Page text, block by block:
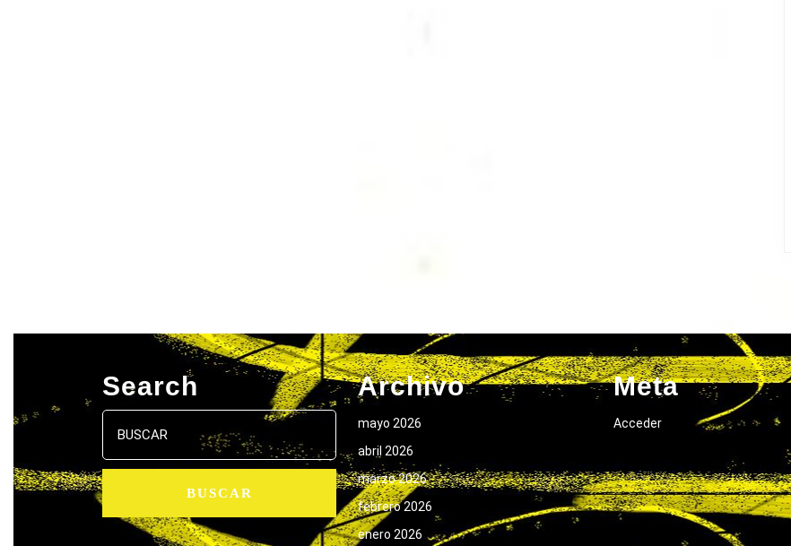
Search
Buscar:
Archivo
mayo 2026
abril 2026
marzo 2026
febrero 2026
enero 2026
Meta
Acceder